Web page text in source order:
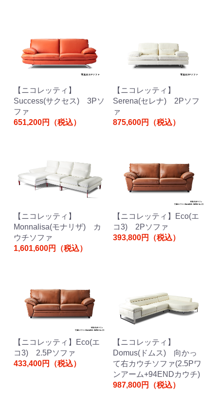
【ニコレッティ】
Success(サクセス) 3Pソ
ファ
651,200円（税込）
【ニコレッティ】
Serena(セレナ) 2Pソフ
ァ
875,600円（税込）
【ニコレッティ】
Monnalisa(モナリザ) カ
ウチソファ
1,601,600円（税込）
【ニコレッティ】Eco(エ
コ3) 2Pソファ
393,800円（税込）
【ニコレッティ】Eco(エ
コ3) 2.5Pソファ
433,400円（税込）
【ニコレッティ】
Domus(ドムス) 向かっ
て右カウチソファ(2.5Pワ
ンアーム+94ENDカウチ)
987,800円（税込）